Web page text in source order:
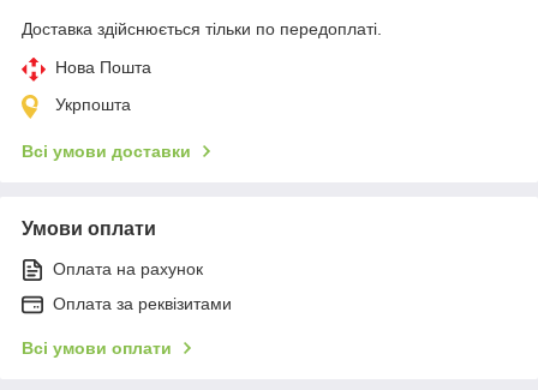
Доставка здійснюється тільки по передоплаті.
Нова Пошта
Укрпошта
Всі умови доставки
Умови оплати
Оплата на рахунок
Оплата за реквізитами
Всі умови оплати